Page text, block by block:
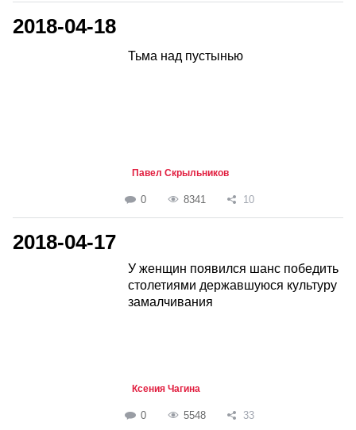
2018-04-18
Тьма над пустынью
Павел Скрыльников
0 8341 10
2018-04-17
У женщин появился шанс победить
столетиями державшуюся культуру
замалчивания
Ксения Чагина
0 5548 33